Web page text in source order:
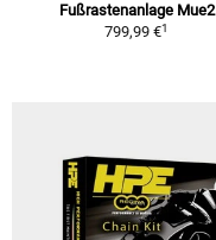
Fußrastenanlage Mue2
799,99 €1